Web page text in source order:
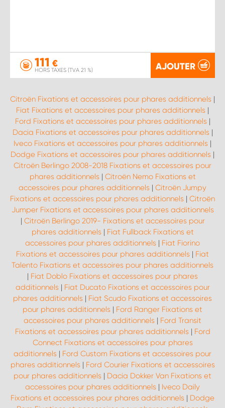
111 €
HORS TAXES (TVA 21 %) AJOUTER
Citroën Fixations et accessoires pour phares additionnels |
Fiat Fixations et accessoires pour phares additionnels |
Ford Fixations et accessoires pour phares additionnels |
Dacia Fixations et accessoires pour phares additionnels |
Iveco Fixations et accessoires pour phares additionnels |
Dodge Fixations et accessoires pour phares additionnels |
Citroën Berlingo 2008-2018 Fixations et accessoires pour
phares additionnels | Citroën Nemo Fixations et
accessoires pour phares additionnels | Citroën Jumpy
Fixations et accessoires pour phares additionnels | Citroën
Jumper Fixations et accessoires pour phares additionnels
| Citroën Berlingo 2019- Fixations et accessoires pour
phares additionnels | Fiat Fullback Fixations et
accessoires pour phares additionnels | Fiat Fiorino
Fixations et accessoires pour phares additionnels | Fiat
Talento Fixations et accessoires pour phares additionnels
| Fiat Doblo Fixations et accessoires pour phares
additionnels | Fiat Ducato Fixations et accessoires pour
phares additionnels | Fiat Scudo Fixations et accessoires
pour phares additionnels | Ford Ranger Fixations et
accessoires pour phares additionnels | Ford Transit
Fixations et accessoires pour phares additionnels | Ford
Connect Fixations et accessoires pour phares
additionnels | Ford Custom Fixations et accessoires pour
phares additionnels | Ford Courier Fixations et accessoires
pour phares additionnels | Dacia Dokker Van Fixations et
accessoires pour phares additionnels | Iveco Daily
Fixations et accessoires pour phares additionnels | Dodge